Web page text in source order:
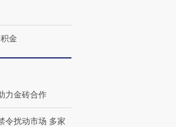
金
力金砖合作
令扰动市场 多家